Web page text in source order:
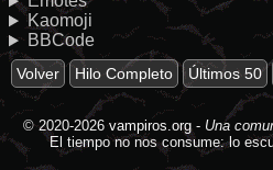
Kaomoji
BBCode
Volver Hilo Completo Últimos 50
© 2020-2026 vampiros.org- Una
El tiempo no nos consume: lo